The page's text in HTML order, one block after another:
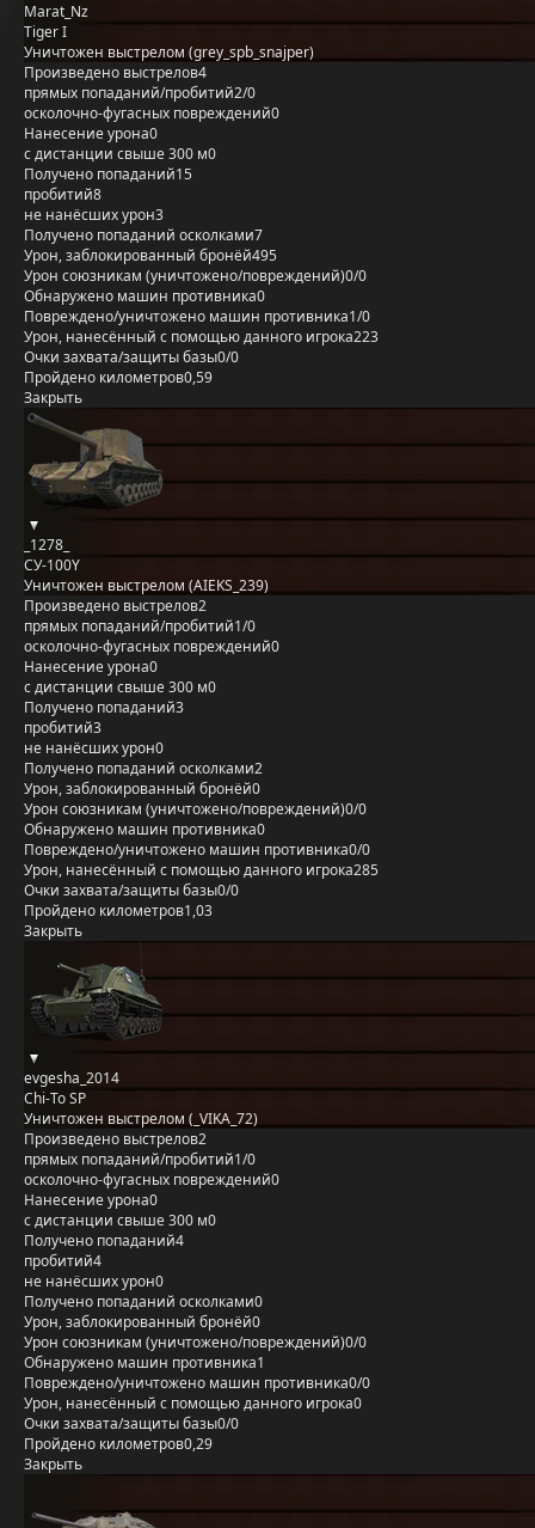
Marat_Nz
Tiger I
Уничтожен выстрелом (grey_spb_snajper)
Произведено выстрелов4
прямых попаданий/пробитий2/0
осколочно-фугасных повреждений0
Нанесение урона0
с дистанции свыше 300 м0
Получено попаданий15
пробитий8
не нанёсших урон3
Получено попаданий осколками7
Урон, заблокированный бронёй495
Урон союзникам (уничтожено/повреждений)0/0
Обнаружено машин противника0
Повреждено/уничтожено машин противника1/0
Урон, нанесённый с помощью данного игрока223
Очки захвата/защиты базы0/0
Пройдено километров0,59
Закрыть
_1278_
СУ-100Y
Уничтожен выстрелом (AIEKS_239)
Произведено выстрелов2
прямых попаданий/пробитий1/0
осколочно-фугасных повреждений0
Нанесение урона0
с дистанции свыше 300 м0
Получено попаданий3
пробитий3
не нанёсших урон0
Получено попаданий осколками2
Урон, заблокированный бронёй0
Урон союзникам (уничтожено/повреждений)0/0
Обнаружено машин противника0
Повреждено/уничтожено машин противника0/0
Урон, нанесённый с помощью данного игрока285
Очки захвата/защиты базы0/0
Пройдено километров1,03
Закрыть
evgesha_2014
Chi-To SP
Уничтожен выстрелом (_VIKA_72)
Произведено выстрелов2
прямых попаданий/пробитий1/0
осколочно-фугасных повреждений0
Нанесение урона0
с дистанции свыше 300 м0
Получено попаданий4
пробитий4
не нанёсших урон0
Получено попаданий осколками0
Урон, заблокированный бронёй0
Урон союзникам (уничтожено/повреждений)0/0
Обнаружено машин противника1
Повреждено/уничтожено машин противника0/0
Урон, нанесённый с помощью данного игрока0
Очки захвата/защиты базы0/0
Пройдено километров0,29
Закрыть